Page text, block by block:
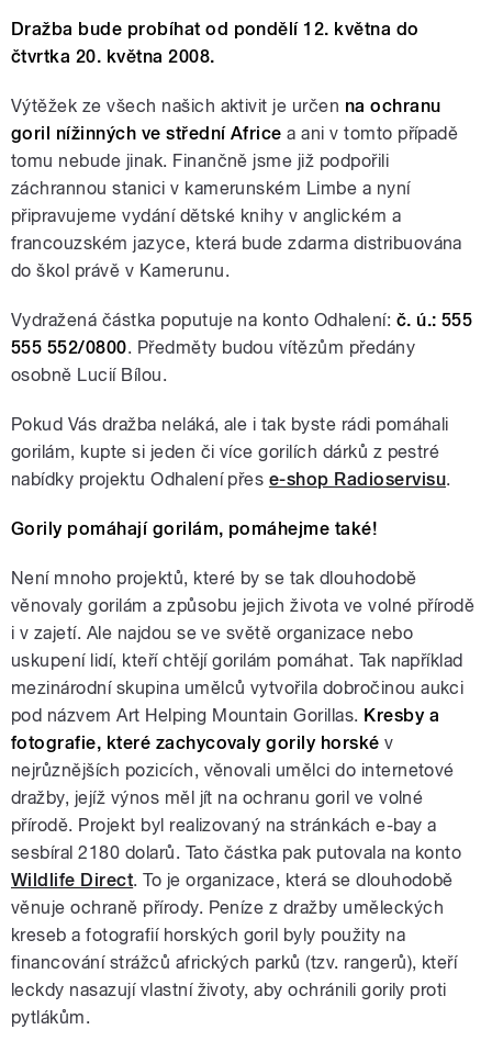
Dražba bude probíhat od pondělí 12. května do
čtvrtka 20. května 2008.
Výtěžek ze všech našich aktivit je určen na ochranu
goril nížinných ve střední Africe a ani v tomto případě
tomu nebude jinak. Finančně jsme již podpořili
záchrannou stanici v kamerunském Limbe a nyní
připravujeme vydání dětské knihy v anglickém a
francouzském jazyce, která bude zdarma distribuována
do škol právě v Kamerunu.
Vydražená částka poputuje na konto Odhalení: č. ú.: 555
555 552/0800. Předměty budou vítězům předány
osobně Lucií Bílou.
Pokud Vás dražba neláká, ale i tak byste rádi pomáhali
gorilám, kupte si jeden či více gorilích dárků z pestré
nabídky projektu Odhalení přes e-shop Radioservisu.
Gorily pomáhají gorilám, pomáhejme také!
Není mnoho projektů, které by se tak dlouhodobě
věnovaly gorilám a způsobu jejich života ve volné přírodě
i v zajetí. Ale najdou se ve světě organizace nebo
uskupení lidí, kteří chtějí gorilám pomáhat. Tak například
mezinárodní skupina umělců vytvořila dobročinou aukci
pod názvem Art Helping Mountain Gorillas. Kresby a
fotografie, které zachycovaly gorily horské v
nejrůznějších pozicích, věnovali umělci do internetové
dražby, jejíž výnos měl jít na ochranu goril ve volné
přírodě. Projekt byl realizovaný na stránkách e-bay a
sesbíral 2180 dolarů. Tato částka pak putovala na konto
Wildlife Direct. To je organizace, která se dlouhodobě
věnuje ochraně přírody. Peníze z dražby uměleckých
kreseb a fotografií horských goril byly použity na
financování strážců afrických parků (tzv. rangerů), kteří
leckdy nasazují vlastní životy, aby ochránili gorily proti
pytlákům.